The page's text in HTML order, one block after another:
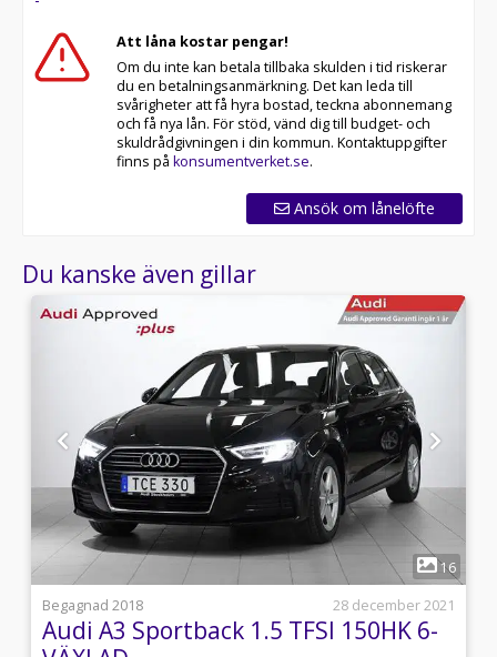
Att låna kostar pengar!
Om du inte kan betala tillbaka skulden i tid riskerar
du en betalningsanmärkning. Det kan leda till
svårigheter att få hyra bostad, teckna abonnemang
och få nya lån. För stöd, vänd dig till budget- och
skuldrådgivningen i din kommun. Kontaktuppgifter
finns på konsumentverket.se.
Ansök om lånelöfte
Du kanske även gillar
1
16
Begagnad 2018
28 december 2021
Audi A3 Sportback 1.5 TFSI 150HK 6-